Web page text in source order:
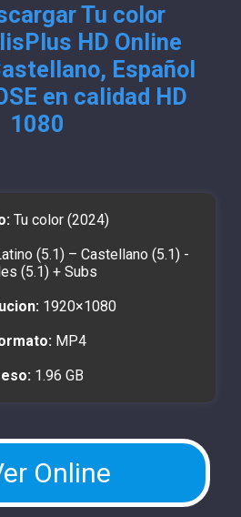
Tu color
HD Online
Español
en calidad HD
1080
Tu color (2024)
(5.1) – Castellano (5.1) -
(5.1) + Subs
1920×1080
MP4
1.96 GB
Online